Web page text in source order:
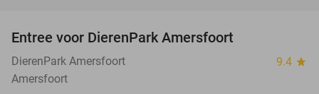
Entree voor DierenPark Amersfoort
DierenPark Amersfoort 9.4 star
Amersfoort